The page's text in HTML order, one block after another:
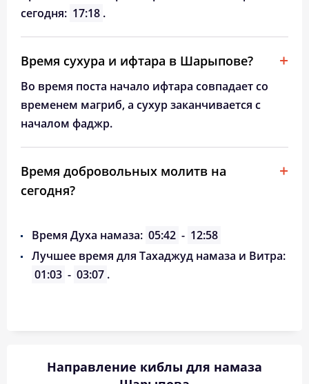
сегодня: 17:18 .
Время сухура и ифтара в Шарыпове?
Во время поста начало ифтара совпадает со
временем магриб, а сухур заканчивается с
началом фаджр.
Время добровольных молитв на
сегодня?
Время Духа намаза: 05:42 - 12:58
Лучшее время для Тахаджуд намаза и Витра:
01:03 - 03:07 .
Направление киблы для намаза